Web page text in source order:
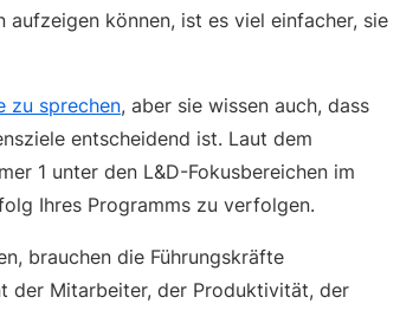
können, ist es viel einfacher, sie
zu sprechen, aber sie wissen auch, dass
entscheidend ist. Laut dem
1 unter den L&D-Fokusbereichen im
Ihres Programms zu verfolgen.
brauchen die Führungskräfte
der Mitarbeiter, der Produktivität, der